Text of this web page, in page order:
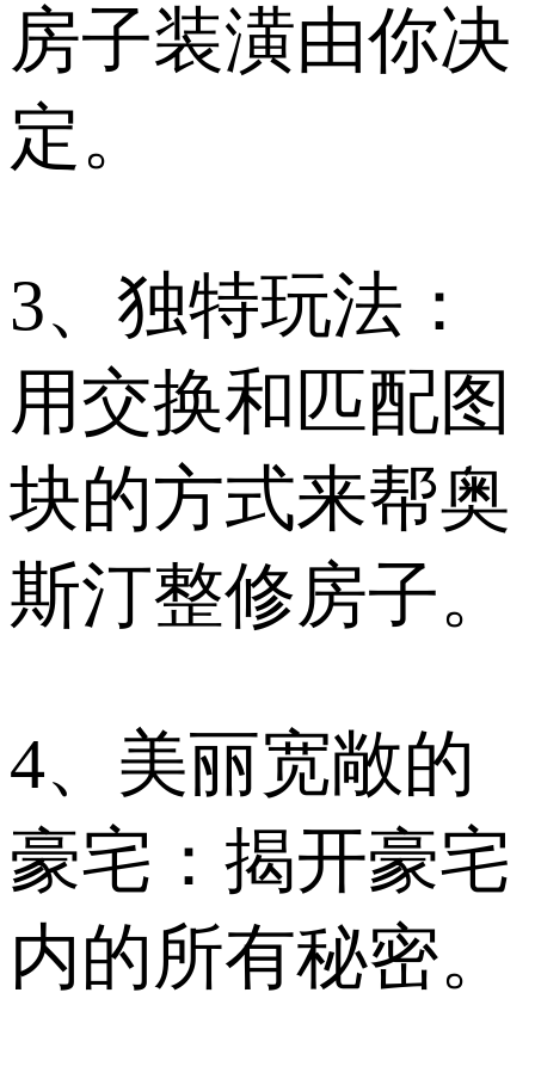
房子装潢由你决
定。
3、独特玩法：
用交换和匹配图
块的方式来帮奥
斯汀整修房子。
4、美丽宽敞的
豪宅：揭开豪宅
内的所有秘密。